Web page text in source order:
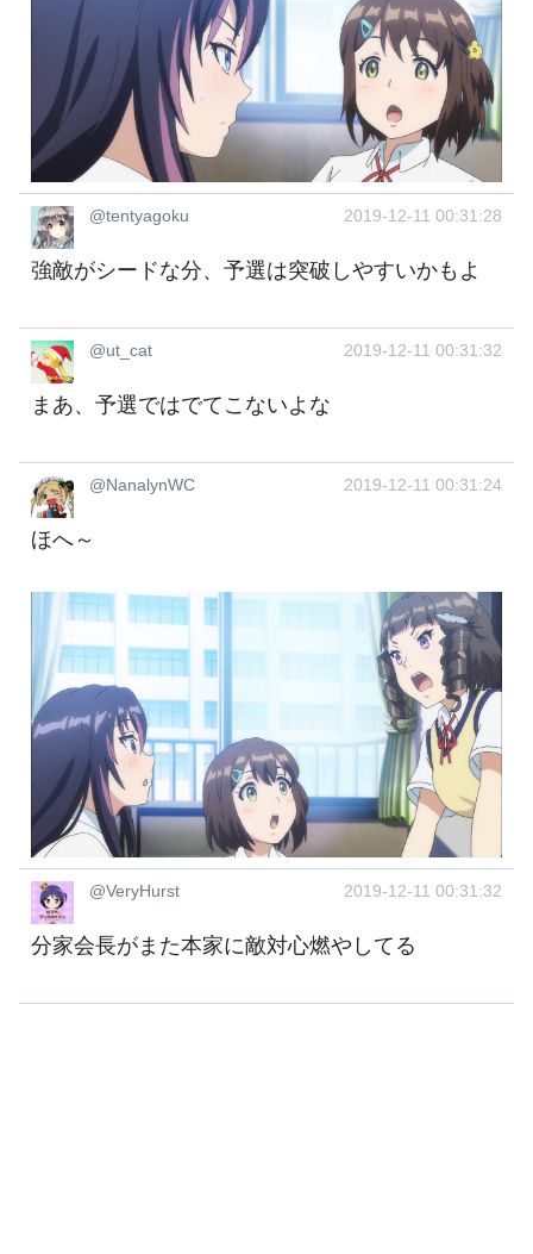
@tentyagoku 2019-12-11 00:31:28
強敵がシードな分、予選は突破しやすいかもよ
@ut_cat 2019-12-11 00:31:32
まあ、予選ではでてこないよな
@NanalynWC 2019-12-11 00:31:24
ほへ～
@VeryHurst 2019-12-11 00:31:32
分家会長がまた本家に敵対心燃やしてる